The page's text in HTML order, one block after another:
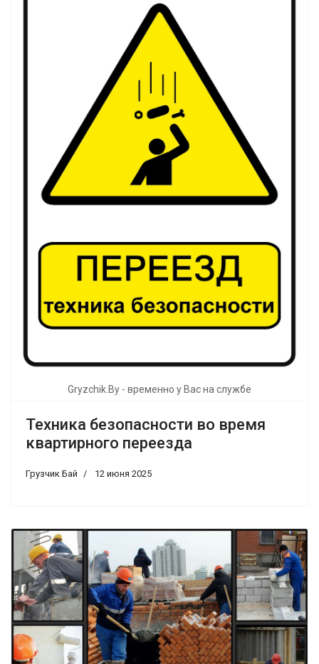
Gryzchik.By - временно у Вас на службе
Техника безопасности во время
квартирного переезда
Грузчик Бай 12 июня 2025